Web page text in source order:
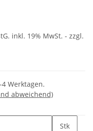
inkl. 19% MwSt. - zzgl.
Werktagen.
abweichend)
Stk